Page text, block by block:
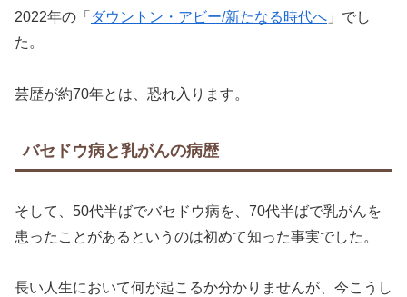
2022年の「 ダウントン・アビー/新たなる時代へ 」でし
た。
芸歴が約70年とは、恐れ入ります。
バセドウ病と乳がんの病歴
そして、50代半ばでバセドウ病を、70代半ばで乳がんを
患ったことがあるというのは初めて知った事実でした。
長い人生において何が起こるか分かりませんが、今こうし